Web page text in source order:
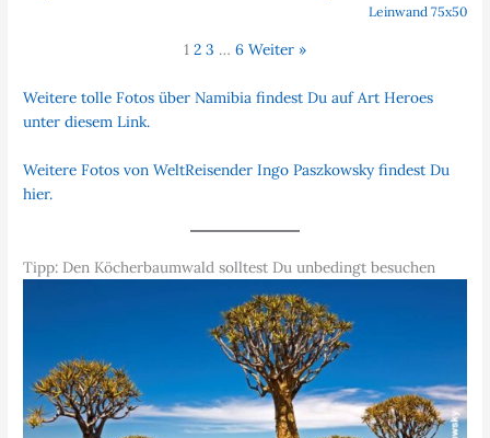
Leinwand 75x50
1 2 3 … 6 Weiter »
Weitere tolle Fotos über Namibia findest Du auf Art Heroes
unter diesem Link.
Weitere Fotos von WeltReisender Ingo Paszkowsky findest Du
hier.
Tipp: Den Köcherbaumwald solltest Du unbedingt besuchen